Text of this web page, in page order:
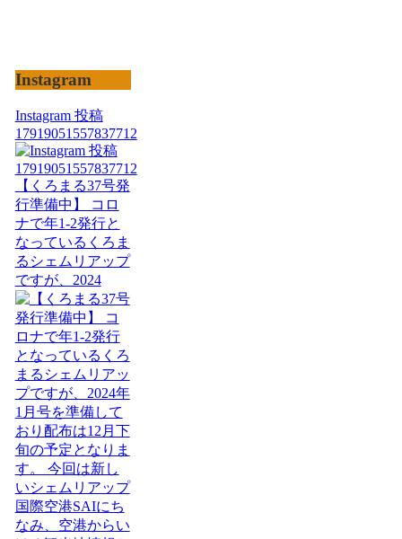
Instagram
Instagram 投稿
17919051557837712
【くろまる37号発
行準備中】 コロ
ナで年1-2発行と
なっているくろま
るシェムリアップ
ですが、2024